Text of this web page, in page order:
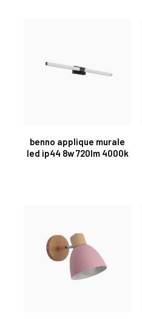
benno applique murale
led ip44 8w 720lm 4000k